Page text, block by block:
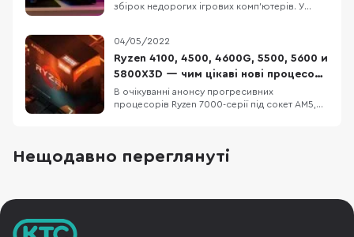
збірок недорогих ігрових комп’ютерів. У
та AMD випустили нові лінійки відеокарт, але
вони ще малодоступні й коштують занадто
дорого. Тому в кожному ПК ми підбираємо
04/05/2022
Ryzen 4100, 4500, 4600G, 5500, 5600 и
5800X3D — чим цікаві нові процесори
AMD?
В очікуванні анонсу прогресивних
процесорів Ryzen 7000-серії під сокет AM5,
один, ймовірно, покажуть найближчим часом.
Основною перевагою стала нижча ціна у
Нещодавно переглянуті